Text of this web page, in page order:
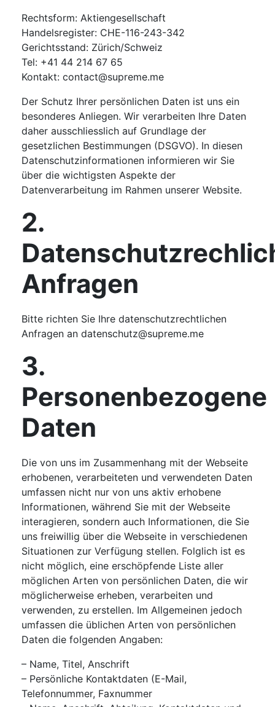
Rechtsform: Aktiengesellschaft
Handelsregister: CHE-116-243-342
Gerichtsstand: Zürich/Schweiz
Tel: +41 44 214 67 65
Kontakt: contact@supreme.me
Der Schutz Ihrer persönlichen Daten ist uns ein
besonderes Anliegen. Wir verarbeiten Ihre Daten
daher ausschliesslich auf Grundlage der
gesetzlichen Bestimmungen (DSGVO). In diesen
Datenschutzinformationen informieren wir Sie
über die wichtigsten Aspekte der
Datenverarbeitung im Rahmen unserer Website.
2.
Anfragen
Bitte richten Sie Ihre datenschutzrechtlichen
Anfragen an datenschutz@supreme.me
3.
Personenbezogene
Daten
Die von uns im Zusammenhang mit der Webseite
erhobenen, verarbeiteten und verwendeten Daten
umfassen nicht nur von uns aktiv erhobene
Informationen, während Sie mit der Webseite
interagieren, sondern auch Informationen, die Sie
uns freiwillig über die Webseite in verschiedenen
Situationen zur Verfügung stellen. Folglich ist es
nicht möglich, eine erschöpfende Liste aller
möglichen Arten von persönlichen Daten, die wir
möglicherweise erheben, verarbeiten und
verwenden, zu erstellen. Im Allgemeinen jedoch
umfassen die üblichen Arten von persönlichen
Daten die folgenden Angaben:
– Name, Titel, Anschrift
– Persönliche Kontaktdaten (E-Mail,
Telefonnummer, Faxnummer